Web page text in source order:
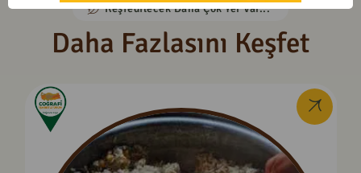
Keşfedilecek Daha Çok Yer Var...
Daha Fazlasını Keşfet